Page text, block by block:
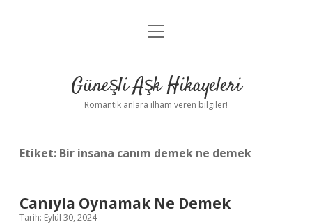
Anasayfa
Yasal Uyarı
menüyü
Güneşli Aşk Hikayeleri
Romantik anlara ilham veren bilgiler!
Etiket: Bir insana canım demek ne demek
Canıyla Oynamak Ne Demek
Tarih: Eylül 30, 2024